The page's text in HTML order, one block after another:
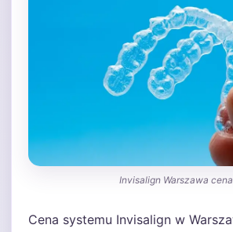
Invisalign Warszawa cena
Cena systemu Invisalign w